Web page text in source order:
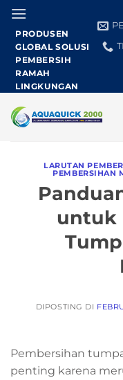
Loncat
konten
PRODUSEN
GLOBAL SOLUSI
PEMBERSIH
RAMAH
LINGKUNGAN
LARUTAN
PEMBERSIHAN
untuk
DIPOSTING DI
Pembersihan
penting karena